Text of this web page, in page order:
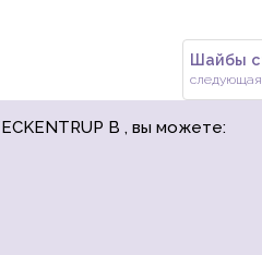
следующая
B , вы можете: